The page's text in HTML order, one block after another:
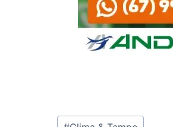
Tags